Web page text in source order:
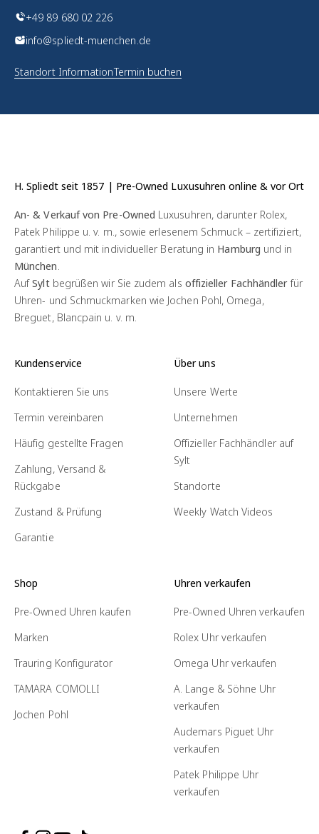
+49 89 680 02 226
info@spliedt-muenchen.de
Standort InformationTermin buchen
H. Spliedt seit 1857 | Pre-Owned Luxusuhren online & vor Ort
An- & Verkauf von Pre-Owned Luxusuhren, darunter Rolex,
Patek Philippe u. v. m., sowie erlesenem Schmuck – zertifiziert,
garantiert und mit individueller Beratung in Hamburg und in
München
AufSyltbegrüßen wir Sie zudem als offizieller Fachhändlerfür
Uhren- und Schmuckmarken wie Jochen Pohl, Omega,
Breguet, Blancpain u. v. m.
Kundenservice
Kontaktieren Sie uns
Termin vereinbaren
Häufig gestellte Fragen
Zahlung, Versand &
Rückgabe
Zustand & Prüfung
Garantie
Über uns
Unsere Werte
Unternehmen
Offizieller Fachhändler auf
Sylt
Standorte
Weekly Watch Videos
Shop
Pre-Owned Uhren kaufen
Marken
Trauring Konfigurator
TAMARA COMOLLI
Jochen Pohl
Uhren verkaufen
Pre-Owned Uhren verkaufen
Rolex Uhr verkaufen
Omega Uhr verkaufen
A. Lange & Söhne Uhr
verkaufen
Audemars Piguet Uhr
verkaufen
Patek Philippe Uhr
verkaufen